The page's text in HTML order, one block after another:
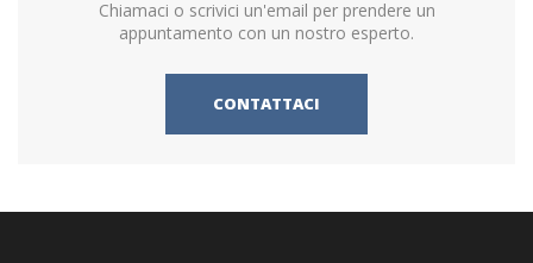
Chiamaci o scrivici un'email per prendere un
appuntamento con un nostro esperto.
CONTATTACI